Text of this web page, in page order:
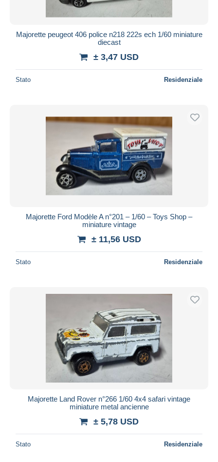
Majorette peugeot 406 police n218 222s ech 1/60 miniature
diecast
± 3,47 USD
Stato Residenziale
Majorette Ford Modèle A n°201 – 1/60 – Toys Shop –
miniature vintage
± 11,56 USD
Stato Residenziale
Majorette Land Rover n°266 1/60 4x4 safari vintage
miniature metal ancienne
± 5,78 USD
Stato Residenziale